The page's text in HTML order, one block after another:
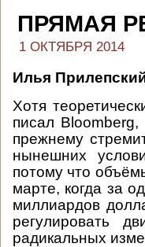
ПРЯМАЯ
1 ОКТЯБРЯ 2014
Илья
Хотя
писал Bloomberg,
прежнему
нынешних
потому что
марте, когда за
миллиардов
регулировать
радикальных